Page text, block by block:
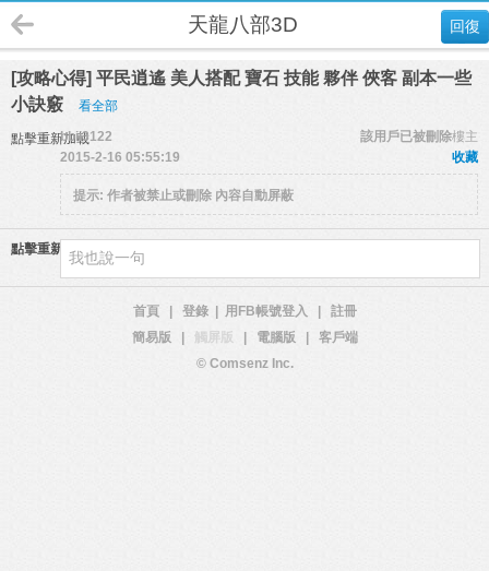
回復
天龍八部3D
[攻略心得] 平民逍遙 美人搭配 寶石 技能 夥伴 俠客 副本一些
小訣竅
看全部
點擊重新加載 樓主
bbii3122
該用戶已被刪除
收藏
2015-2-16 05:55:19
提示: 作者被禁止或刪除 內容自動屏蔽
點擊重新加載
首頁 登錄 用FB帳號登入
註冊
簡易版
觸屏版 電腦版
客戶端
© Comsenz Inc.